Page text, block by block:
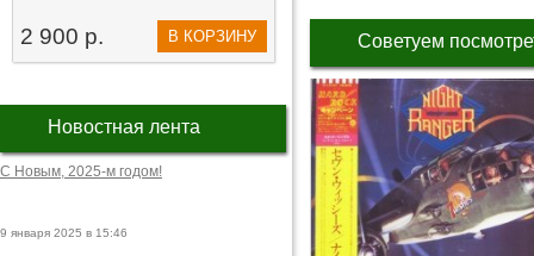
2 900 р. В КОРЗИНУ
Новостная лента
С Новым, 2025-м годом!
9 января 2025 в 15:46
Советуем